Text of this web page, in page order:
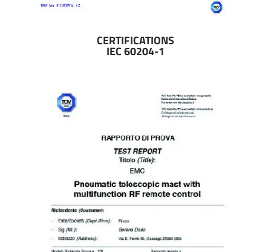
CERTIFICATIONS
IEC 60204-1